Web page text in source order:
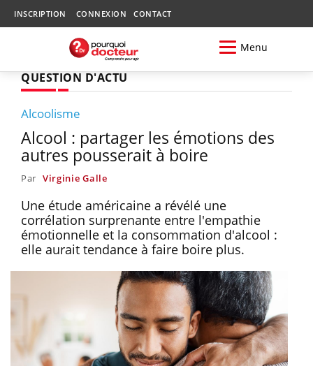
INSCRIPTION CONNEXION CONTACT
Menu
QUESTION D'ACTU
Alcoolisme
Alcool : partager les émotions des
autres pousserait à boire
Par Virginie Galle
Une étude américaine a révélé une
corrélation surprenante entre l'empathie
émotionnelle et la consommation d'alcool :
elle aurait tendance à faire boire plus.